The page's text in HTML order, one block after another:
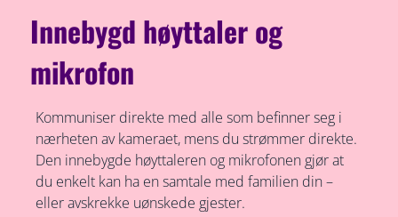
Innebygd høyttaler og
mikrofon
Kommuniser direkte med alle som befinner seg i
nærheten av kameraet, mens du strømmer direkte.
Den innebygde høyttaleren og mikrofonen gjør at
du enkelt kan ha en samtale med familien din –
eller avskrekke uønskede gjester.